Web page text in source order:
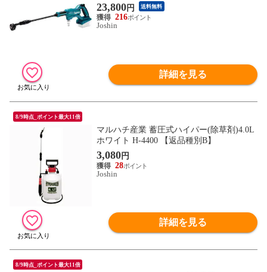
23,800円 送料無料
216
Joshin
詳細を見る
8/9時点_ポイント最大11倍
マルハチ産業 蓄圧式ハイパー(除草剤)4.0L
ホワイト H-4400 【返品種別B】
3,080円
28
Joshin
詳細を見る
8/9時点_ポイント最大11倍